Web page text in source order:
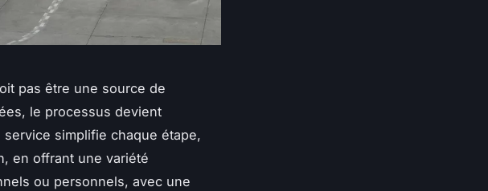
pas être une source de
le processus devient
simplifie chaque étape,
en offrant une variété
ou personnels, avec une